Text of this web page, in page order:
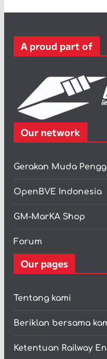
r
A proud part of
Our network
Gerakan Muda
OpenBVE Indonesia
GM-MarKA Shop
Forum
Our pages
Tentang kami
Beriklan bersama
Ketentuan Railway